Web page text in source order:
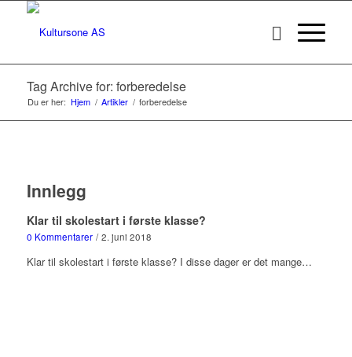
Tag Archive for: forberedelse
Du er her: Hjem / Artikler / forberedelse
Innlegg
Klar til skolestart i første klasse?
0 Kommentarer / 2. juni 2018
Klar til skolestart i første klasse? I disse dager er det mange…